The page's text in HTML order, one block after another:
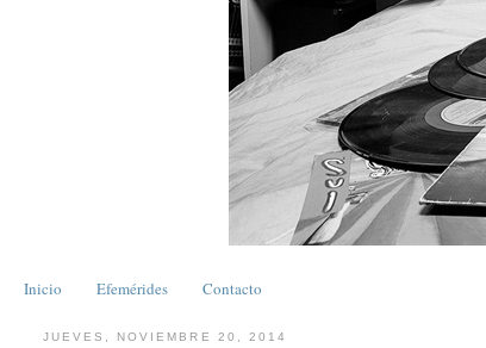
Inicio Efemérides Contacto
JUEVES, NOVIEMBRE 20, 2014